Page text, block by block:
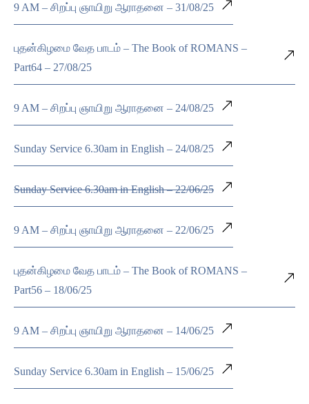
9 AM – சிறப்பு ஞாயிறு ஆராதனை – 31/08/25
புதன்கிழமை வேத பாடம் – The Book of ROMANS –
Part64 – 27/08/25
9 AM – சிறப்பு ஞாயிறு ஆராதனை – 24/08/25
Sunday Service 6.30am in English – 24/08/25
Sunday Service 6.30am in English – 22/06/25
9 AM – சிறப்பு ஞாயிறு ஆராதனை – 22/06/25
புதன்கிழமை வேத பாடம் – The Book of ROMANS –
Part56 – 18/06/25
9 AM – சிறப்பு ஞாயிறு ஆராதனை – 14/06/25
Sunday Service 6.30am in English – 15/06/25